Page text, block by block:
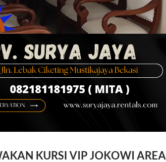
KURSI VIP JOKOWI AREA